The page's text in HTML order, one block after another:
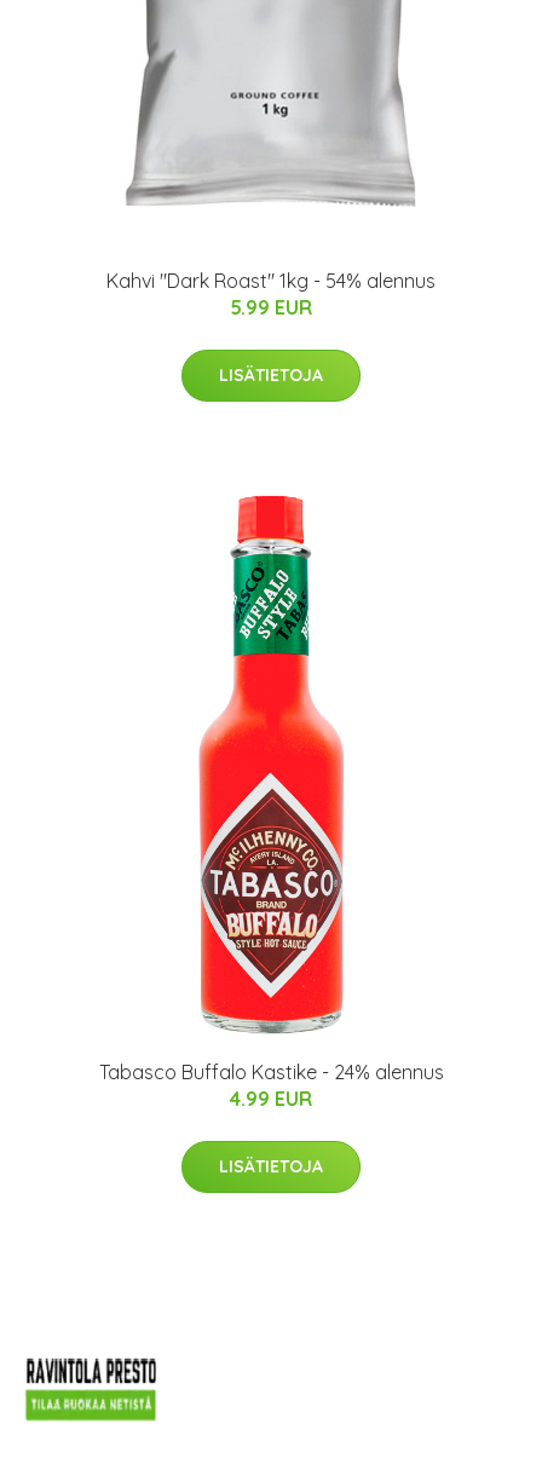
Kahvi "Dark Roast" 1kg - 54% alennus
5.99 EUR
LISÄTIETOJA
Tabasco Buffalo Kastike - 24% alennus
4.99 EUR
LISÄTIETOJA